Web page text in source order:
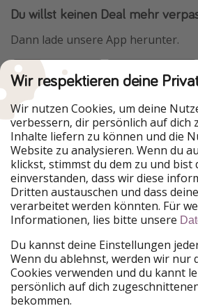
Du willst keinen Deal mehr
Dann lade unsere App herunter.
Urlaubspiraten ist Teil der
Unsere Märkte
PiratinViaggio
VakantiePiraten
VoyagesPirates
Urlaubspiraten
TravelPirates
HolidayPirates Group
Lerne uns kennen
Wir respektieren deine
Wir nutzen Cookies, um deine
verbessern, dir persönlich auf dich
Inhalte liefern zu können und die
Website zu analysieren. Wenn du
klickst, stimmst du dem zu und bist
einverstanden, dass wir diese
Dritten austauschen und dass
verarbeitet werden könnten. Für
Informationen, lies bitte unsere
Du kannst deine Einstellungen
Wenn du ablehnst, werden wir nur
Cookies verwenden und du kannt
persönlich auf dich
bekommen.